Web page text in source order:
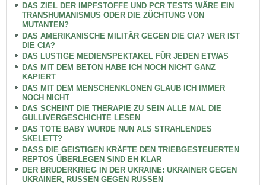
DAS ZIEL DER IMPFSTOFFE UND PCR TESTS WÄRE EIN
TRANSHUMANISMUS ODER DIE ZÜCHTUNG VON
MUTANTEN?
DAS AMERIKANISCHE MILITÄR GEGEN DIE CIA? WER IST
DIE CIA?
DAS LUSTIGE MEDIENSPEKTAKEL FÜR JEDEN ETWAS
DAS MIT DEM BETON HABE ICH NOCH NICHT GANZ
KAPIERT
DAS MIT DEM MENSCHENKLONEN GLAUB ICH IMMER
NOCH NICHT
DAS SCHEINT DIE THERAPIE ZU SEIN ALLE MAL DIE
GULLIVERGESCHICHTE LESEN
DAS TOTE BABY WURDE NUN ALS STRAHLENDES
SKELETT?
DASS DIE GEISTIGEN KRÄFTE DEN TRIEBGESTEUERTEN
REPTOS ÜBERLEGEN SIND EH KLAR
DER BRUDERKRIEG IN DER UKRAINE: UKRAINER GEGEN
UKRAINER, RUSSEN GEGEN RUSSEN